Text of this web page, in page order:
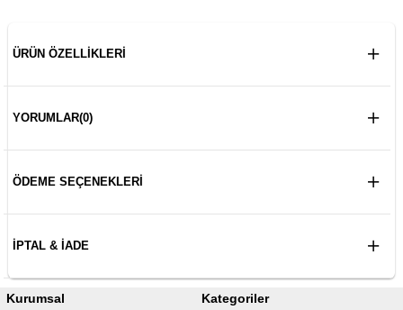
ÜRÜN ÖZELLIKLERI
YORUMLAR(0)
ÖDEME SEÇENEKLERI
İPTAL & İADE
Kurumsal Kategoriler